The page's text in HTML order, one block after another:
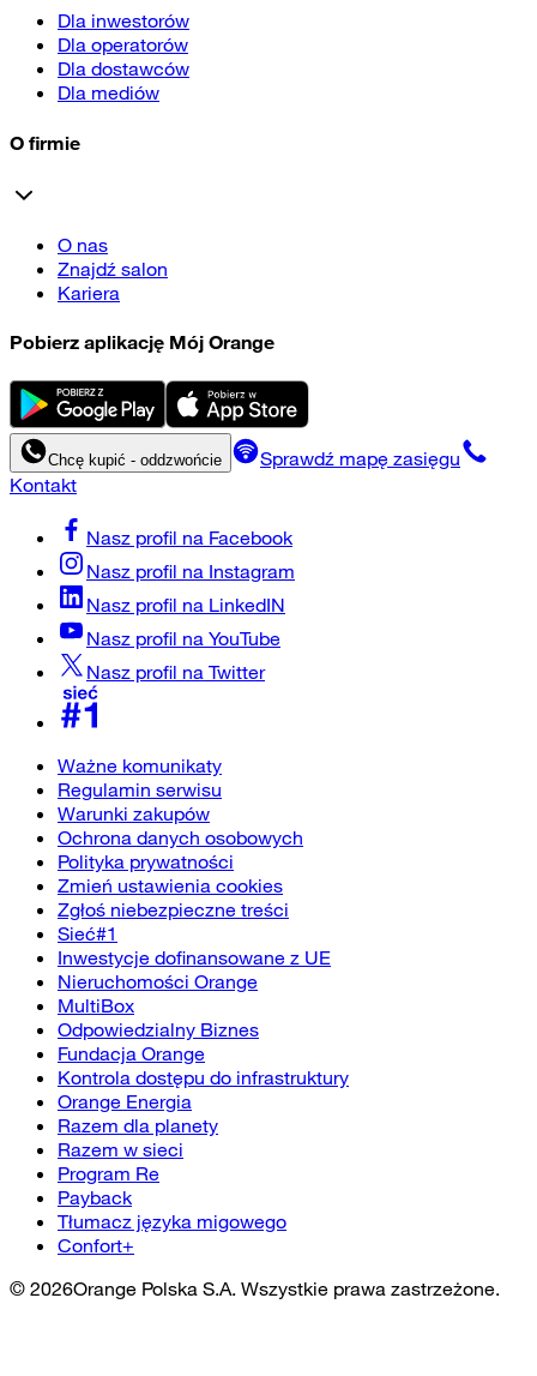
Dla inwestorów
Dla operatorów
Dla dostawców
Dla mediów
O firmie
O nas
Znajdź salon
Kariera
Pobierz aplikację Mój Orange
Chcę kupić - oddzwońcie
Sprawdź mapę zasięgu
Kontakt
Nasz profil na Facebook
Nasz profil na Instagram
Nasz profil na LinkedIN
Nasz profil na YouTube
Nasz profil na Twitter
Ważne komunikaty
Regulamin serwisu
Warunki zakupów
Ochrona danych osobowych
Polityka prywatności
Zmień ustawienia cookies
Zgłoś niebezpieczne treści
Sieć#1
Inwestycje dofinansowane z UE
Nieruchomości Orange
MultiBox
Odpowiedzialny Biznes
Fundacja Orange
Kontrola dostępu do infrastruktury
Orange Energia
Razem dla planety
Razem w sieci
Program Re
Payback
Tłumacz języka migowego
Confort+
© 2026Orange Polska S.A. Wszystkie prawa zastrzeżone.